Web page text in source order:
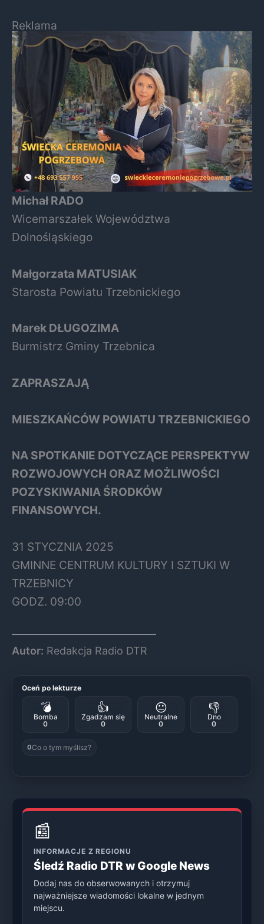
Reklama
Michał RADO
Wicemarszałek Województwa
Dolnośląskiego
Małgorzata MATUSIAK
Starosta Powiatu Trzebnickiego
Marek DŁUGOZIMA
Burmistrz Gminy Trzebnica
ZAPRASZAJĄ
MIESZKAŃCÓW POWIATU TRZEBNICKIEGO
NA SPOTKANIE DOTYCZĄCE PERSPEKTYW
ROZWOJOWYCH ORAZ MOŻLIWOŚCI
POZYSKIWANIA ŚRODKÓW
FINANSOWYCH.
31 STYCZNIA 2025
GMINNE CENTRUM KULTURY I SZTUKI W
TRZEBNICY
GODZ. 09:00
Autor: Redakcja Radio DTR
Oceń po lekturze
💣
Bomba
0
👍
Zgadzam się
0
😐
Neutralne
0
👎
Dno
0
0Co o tym myślisz?
📰
INFORMACJE Z REGIONU
Śledź Radio DTR w Google News
Dodaj nas do obserwowanych i otrzymuj
najważniejsze wiadomości lokalne w jednym
miejscu.